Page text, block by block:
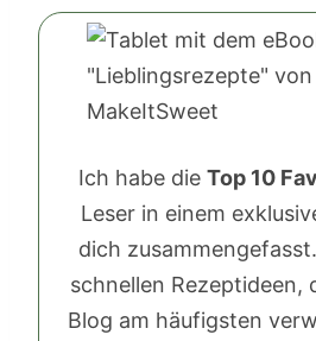
Ich habe die Top 10
Leser in einem
dich
schnellen Rezeptideen,
Blog am häufigsten